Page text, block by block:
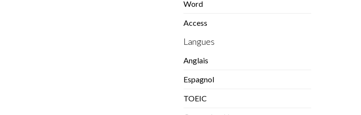
Word
Access
Langues
Anglais
Espagnol
TOEIC